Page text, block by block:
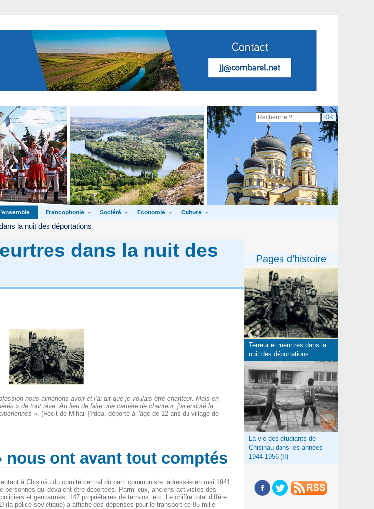
Francophonie Société Economie Culture
la nuit des déportations
dans la nuit des
nous aimerions avoir et j’ai dit que je voulais être chanteur. Mais en
» de tout rêve. Au lieu de faire une carrière de chanteur, j’ai enduré la
». (Récit de Mihai Țîrdea, déporté à l’âge de 12 ans du village de
nous ont avant tout comptés
à Chișinău du comité central du parti communiste, adressée en mai 1941
personnes qui devaient être déportées. Parmi eux, anciens activistes des
et gendarmes, 147 propriétaires de terrains, etc. Le chiffre total diffère
(la police soviétique) a affiché des dépenses pour le transport de 85 mille
Pages d’histoire
Terreur et meurtres dans la
nuit des déportations
La vie des étudiants de
Chisinau dans les années
1944-1956 (II)